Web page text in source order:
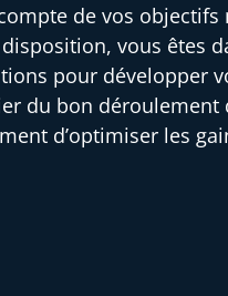
de vos objectifs
vous êtes
pour développer
du bon déroulement
d’optimiser les